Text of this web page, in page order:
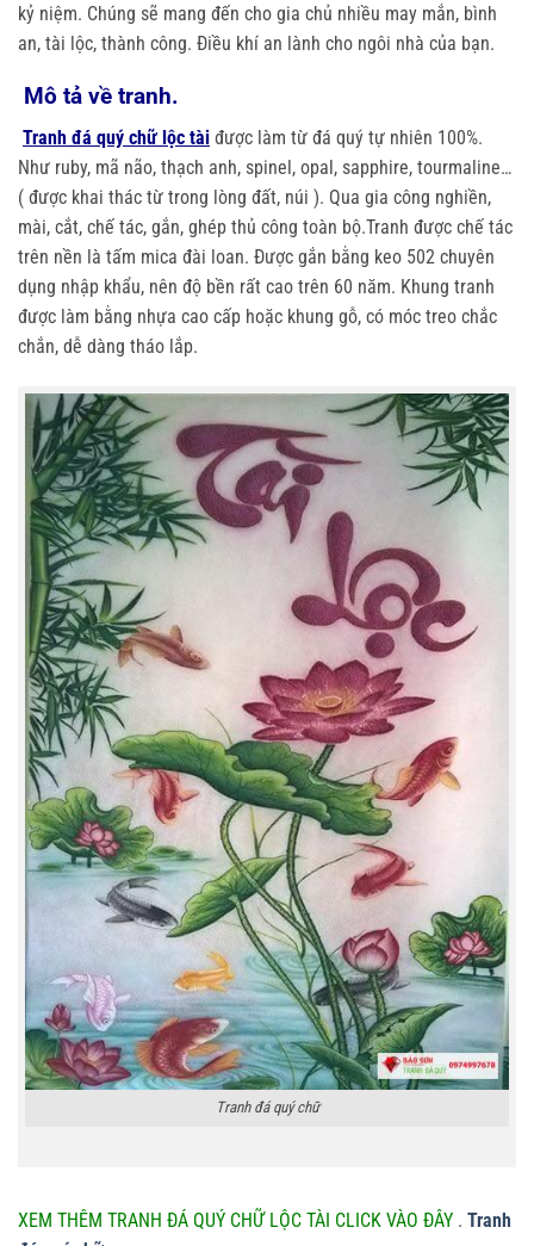
kỷ niệm. Chúng sẽ mang đến cho gia chủ nhiều may mắn, bình
an, tài lộc, thành công. Điều khí an lành cho ngôi nhà của bạn.
Mô tả về tranh.
Tranh đá quý chữ lộc tài được làm từ đá quý tự nhiên 100%.
Như ruby, mã não, thạch anh, spinel, opal, sapphire, tourmaline…
( được khai thác từ trong lòng đất, núi ). Qua gia công nghiền,
mài, cắt, chế tác, gắn, ghép thủ công toàn bộ.Tranh được chế tác
trên nền là tấm mica đài loan. Được gắn bằng keo 502 chuyên
dụng nhập khẩu, nên độ bền rất cao trên 60 năm. Khung tranh
được làm bằng nhựa cao cấp hoặc khung gỗ, có móc treo chắc
chắn, dễ dàng tháo lắp.
Tranh đá quý chữ
XEM THÊM TRANH ĐÁ QUÝ CHỮ LỘC TÀI CLICK VÀO ĐÂY . Tranh